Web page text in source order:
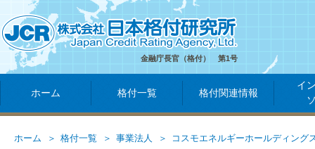
金融庁長官（格付） 第1号
ホーム 格付一覧 格付関連情報
イ
ホーム 格付一覧 事業法人 コスモエネルギーホールディング